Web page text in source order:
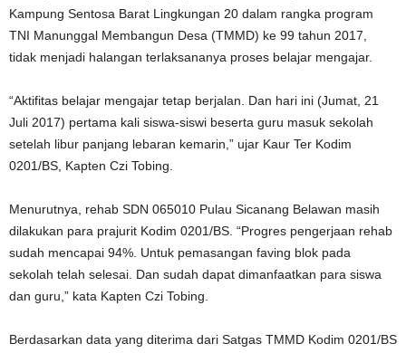
Kampung Sentosa Barat Lingkungan 20 dalam rangka program
TNI Manunggal Membangun Desa (TMMD) ke 99 tahun 2017,
tidak menjadi halangan terlaksananya proses belajar mengajar.
“Aktifitas belajar mengajar tetap berjalan. Dan hari ini (Jumat, 21
Juli 2017) pertama kali siswa-siswi beserta guru masuk sekolah
setelah libur panjang lebaran kemarin,” ujar Kaur Ter Kodim
0201/BS, Kapten Czi Tobing.
Menurutnya, rehab SDN 065010 Pulau Sicanang Belawan masih
dilakukan para prajurit Kodim 0201/BS. “Progres pengerjaan rehab
sudah mencapai 94%. Untuk pemasangan faving blok pada
sekolah telah selesai. Dan sudah dapat dimanfaatkan para siswa
dan guru,” kata Kapten Czi Tobing.
Berdasarkan data yang diterima dari Satgas TMMD Kodim 0201/BS